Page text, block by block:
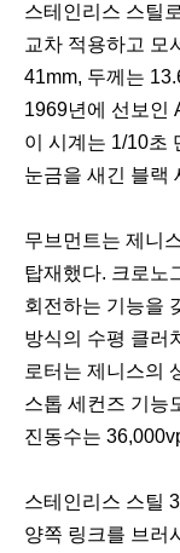
스테인리스 스틸
교차 적용하고 모
41mm, 두께는
1969년에 선보인
이 시계는 1/10초
눈금을 새긴 블랙
무브먼트는 제니
탑재했다. 크로노
회전하는 기능을
방식의 수평 클러
로터는 제니스의
스톱 세컨즈 기능
진동수는
스테인리스 스틸
양쪽 링크를 브러